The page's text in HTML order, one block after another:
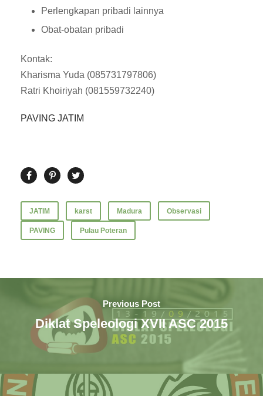
Perlengkapan pribadi lainnya
Obat-obatan pribadi
Kontak:
Kharisma Yuda (085731797806)
Ratri Khoiriyah (081559732240)
PAVING JATIM
JATIM karst Madura Observasi
PAVING Pulau Poteran
Previous Post
Diklat Speleologi XVII ASC 2015